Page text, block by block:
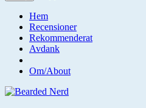
Hem
Recensioner
Rekommenderat
Avdank
Om/About